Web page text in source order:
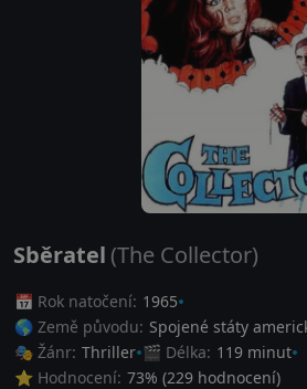
Sběratel (The Collector)
📅 Rok natočení: 1965
🌎 Země původu: Spojené státy
🎭 Žánr: Thriller 🎬 Délka: 119 minut
⭐ Hodnocení: 73% (229 hodnocení)